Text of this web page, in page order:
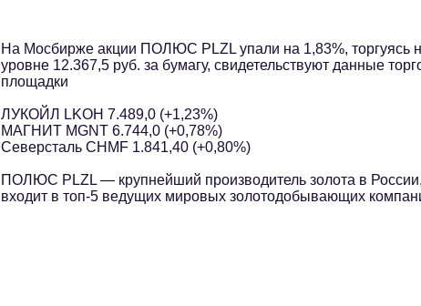
На Мосбирже акции ПОЛЮС PLZL упали на 1,83%, торгуясь
уровне 12.367,5 руб. за бумагу, свидетельствуют данные
площадки
ЛУКОЙЛ LKOH 7.489,0 (+1,23%)
МАГНИТ MGNT 6.744,0 (+0,78%)
Северсталь CHMF 1.841,40 (+0,80%)
ПОЛЮС PLZL — крупнейший производитель золота в России,
входит в топ-5 ведущих мировых золотодобывающих